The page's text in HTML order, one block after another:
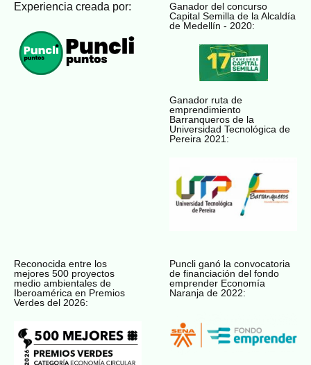
Experiencia creada por:
Ganador del concurso
Capital Semilla de la Alcaldía
de Medellín - 2020:
Ganador ruta de
emprendimiento
Barranqueros de la
Universidad Tecnológica de
Pereira 2021:
Reconocida entre los
mejores 500 proyectos
medio ambientales de
Iberoamérica en Premios
Verdes del 2026:
Puncli ganó la convocatoria
de financiación del fondo
emprender Economía
Naranja de 2022: